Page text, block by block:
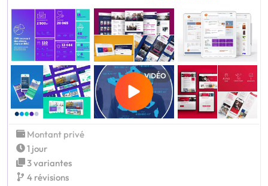
VIDÉO
Montant privé
1 jour
3 variantes
4 révisions